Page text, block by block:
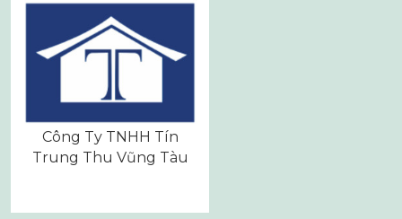
Công Ty TNHH Tín
Trung Thu Vũng Tàu